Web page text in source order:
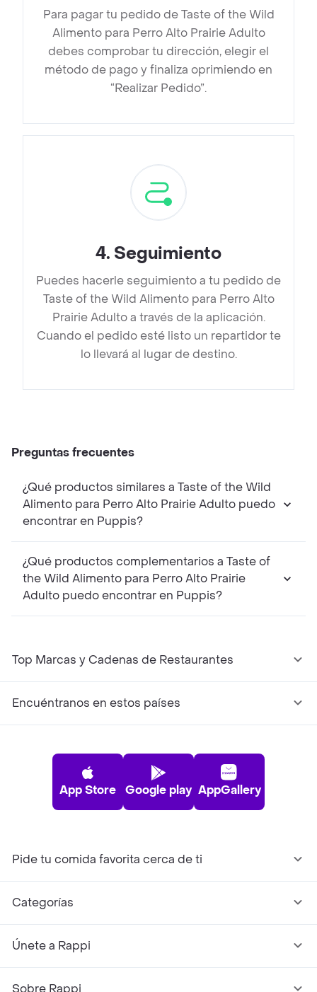
Para pagar tu pedido de Taste of the Wild
Alimento para Perro Alto Prairie Adulto
debes comprobar tu dirección, elegir el
método de pago y finaliza oprimiendo en
“Realizar Pedido”.
4. Seguimiento
Puedes hacerle seguimiento a tu pedido de
Taste of the Wild Alimento para Perro Alto
Prairie Adulto a través de la aplicación.
Cuando el pedido esté listo un repartidor te
lo llevará al lugar de destino.
Preguntas frecuentes
¿Qué productos similares a Taste of the Wild
Alimento para Perro Alto Prairie Adulto puedo
encontrar en Puppis?
¿Qué productos complementarios a Taste of
the Wild Alimento para Perro Alto Prairie
Adulto puedo encontrar en Puppis?
Top Marcas y Cadenas de Restaurantes
Encuéntranos en estos países
App Store Google play AppGallery
Pide tu comida favorita cerca de ti
Categorías
Únete a Rappi
Sobre Rappi